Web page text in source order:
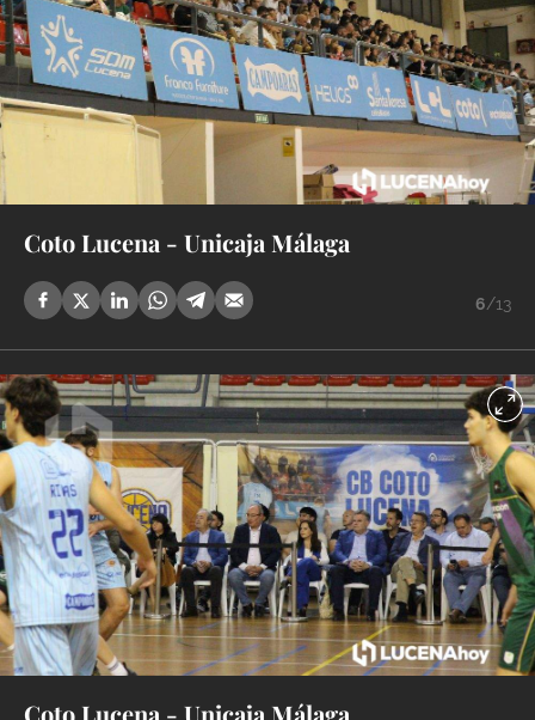
Coto Lucena - Unicaja Málaga
6/13
Coto Lucena - Unicaja Málaga